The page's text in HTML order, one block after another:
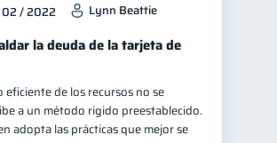
/ 2022 Lynn Beattie
la deuda de la tarjeta de
eficiente de los recursos no se
a un método rígido preestablecido.
adopta las prácticas que mejor se